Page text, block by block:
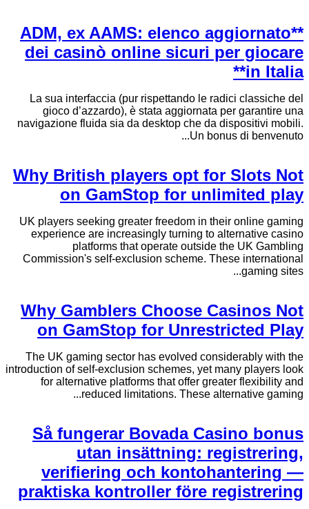
**ADM, ex AAMS: elenco aggiornato
dei casinò online sicuri per giocare
in Italia**
La sua interfaccia (pur rispettando le radici classiche del
gioco d’azzardo), è stata aggiornata per garantire una
navigazione fluida sia da desktop che da dispositivi mobili.
Un bonus di benvenuto...
Why British players opt for Slots Not
on GamStop for unlimited play
UK players seeking greater freedom in their online gaming
experience are increasingly turning to alternative casino
platforms that operate outside the UK Gambling
Commission's self-exclusion scheme. These international
gaming sites...
Why Gamblers Choose Casinos Not
on GamStop for Unrestricted Play
The UK gaming sector has evolved considerably with the
introduction of self-exclusion schemes, yet many players look
for alternative platforms that offer greater flexibility and
reduced limitations. These alternative gaming...
Så fungerar Bovada Casino bonus
utan insättning: registrering,
verifiering och kontohantering —
praktiska kontroller före registrering